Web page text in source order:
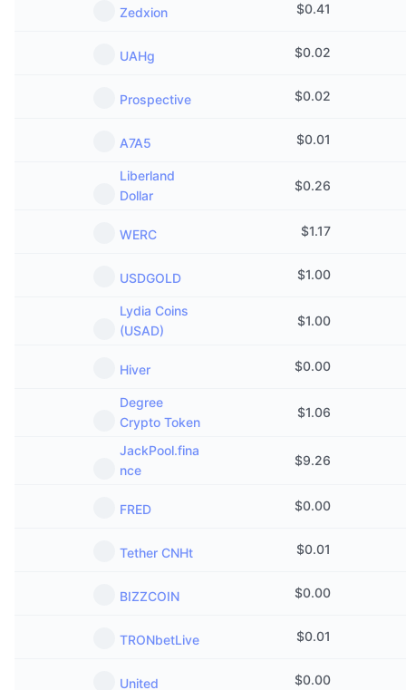
Zedxion $0.41
UAHg $0.02
Prospective $0.02
A7A5 $0.01
Liberland
Dollar
$0.26
WERC $1.17
USDGOLD $1.00
Lydia Coins
(USAD)
$1.00
Hiver $0.00
Degree
Crypto Token
$1.06
JackPool.fina
nce
$9.26
FRED $0.00
Tether CNHt $0.01
BIZZCOIN $0.00
TRONbetLive $0.01
United $0.00